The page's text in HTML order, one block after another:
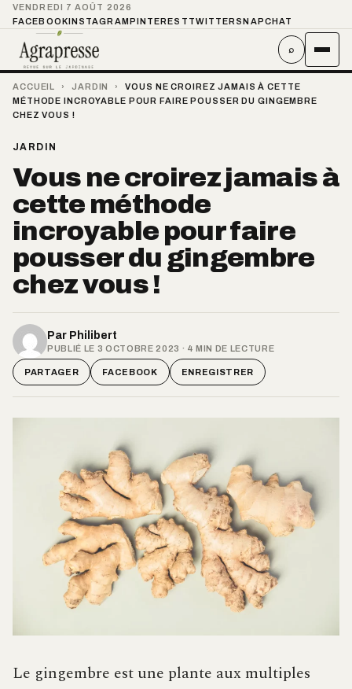
VENDREDI 7 AOÛT 2026
FACEBOOKINSTAGRAMPINTEREST TWITTER SNAPCHAT
⌕
ACCUEIL › JARDIN ›
VOUS NE CROIREZ JAMAIS À CETTE
MÉTHODE INCROYABLE POUR FAIRE POUSSER DU GINGEMBRE
CHEZ VOUS !
JARDIN
Vous ne croirez jamais à
cette méthode
incroyable pour faire
pousser du gingembre
chez vous !
Par Philibert
PUBLIÉ LE 3 OCTOBRE 2023 · 4 MIN DE LECTURE
PARTAGER FACEBOOK ENREGISTRER
Le gingembre est une plante aux multiples